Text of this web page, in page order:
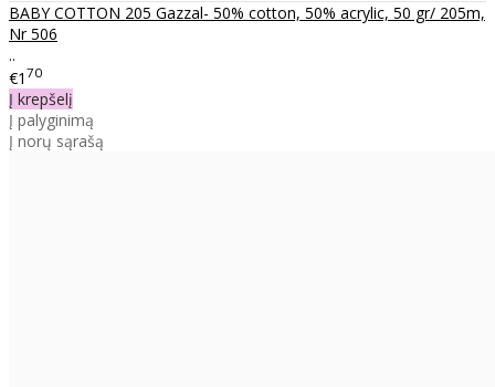
BABY COTTON 205 Gazzal- 50% cotton, 50% acrylic, 50 gr/ 205m,
Nr 506
..
€1 70
Į krepšelį
Į palyginimą
Į norų sąrašą